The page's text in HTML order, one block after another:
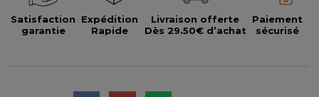
Satisfaction
garantie
Expédition
Rapide
Livraison offerte
Dès 29.50€ d’achat
Paiement
sécurisé